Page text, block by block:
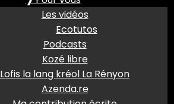
Les vidéos
Ecotutos
Podcasts
Kozé libre
Lofis la lang kréol La Rényon
Azenda.re